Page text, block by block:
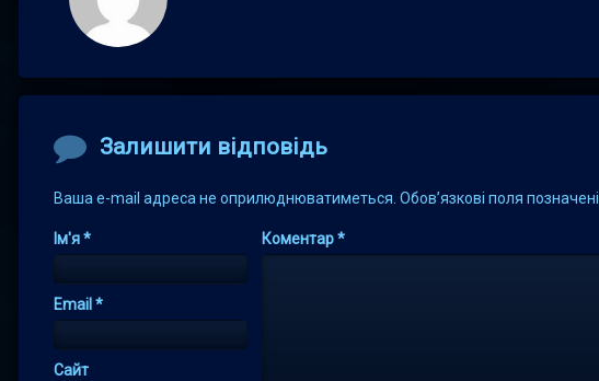
Comments
Залишити відповідь
Ваша e-mail адреса не оприлюднюватиметься. Обов’язкові поля позначені
Коментар*
Ім'я*
Email *
Сайт